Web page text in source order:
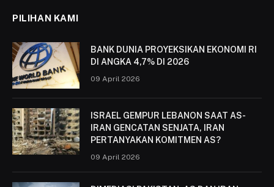
PILIHAN KAMI
BANK DUNIA PROYEKSIKAN EKONOMI RI
DI ANGKA 4,7% DI 2026
09 April 2026
ISRAEL GEMPUR LEBANON SAAT AS-
IRAN GENCATAN SENJATA, IRAN
PERTANYAKAN KOMITMEN AS?
09 April 2026